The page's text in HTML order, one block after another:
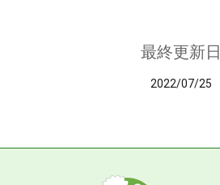
最終更新日
2022/07/25